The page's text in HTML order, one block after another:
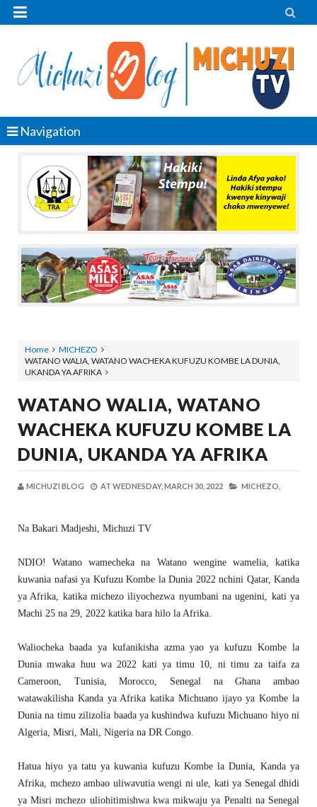
 
Navigation
Home
MICHEZO
WATANO WALIA, WATANO WACHEKA KUFUZU KOMBE LA DUNIA,
UKANDA YA AFRIKA
WATANO WALIA, WATANO
WACHEKA KUFUZU KOMBE LA
DUNIA, UKANDA YA AFRIKA
MICHUZI BLOG AT WEDNESDAY, MARCH 30, 2022 MICHEZO,
Na Bakari Madjeshi, Michuzi TV
NDIO! Watano wamecheka na Watano wengine wamelia, katika
kuwania nafasi ya Kufuzu Kombe la Dunia 2022 nchini Qatar, Kanda
ya Afrika, katika michezo iliyochezwa nyumbani na ugenini, kati ya
Machi 25 na 29, 2022 katika bara hilo la Afrika.
Waliocheka baada ya kufanikisha azma yao ya kufuzu Kombe la
Dunia mwaka huu wa 2022 kati ya timu 10, ni timu za taifa za
Cameroon, Tunisia, Morocco, Senegal na Ghana ambao
watawakilisha Kanda ya Afrika katika Michuano ijayo ya Kombe la
Dunia na timu zilizolia baada ya kushindwa kufuzu Michuano hiyo ni
Algeria, Misri, Mali, Nigeria na DR Congo.
Hatua hiyo ya tatu ya kuwania kufuzu Kombe la Dunia, Kanda ya
Afrika, mchezo ambao uliwavutia wengi ni ule, kati ya Senegal dhidi
ya Misri mchezo uliohitimishwa kwa mikwaju ya Penalti na Senegal